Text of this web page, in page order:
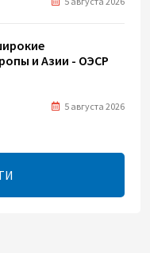
и Азии - ОЭСР
5 августа 2026
переход:
5 августа 2026